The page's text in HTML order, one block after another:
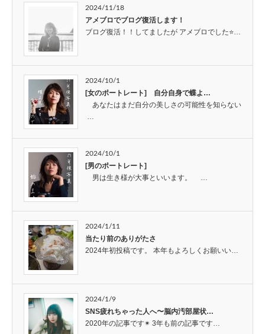
2024/11/18
アメブロでブログ復活します！
ブログ復活！！してましたが アメブロでした⭐…
2024/10/1
[女のポートレート] 自分自身で蝶よ…
あなたはまだ自分の美しさの可能性を知らない
…
2024/10/1
[男のポートレート]
男は生き様が大事といいます。 …
2024/1/11
当たり前のありがたさ
2024年初投稿です。 本年もよろしくお願いい…
2024/1/9
SNS疲れちゃった人へ〜脳内汚部屋状…
2020年の記事です✴︎ 3年も前の記事です…